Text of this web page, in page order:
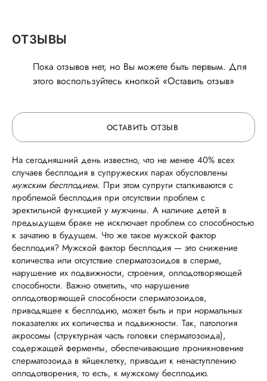
ОТЗЫВЫ
Пока отзывов нет, но Вы можете быть первым. Для
этого воспользуйтесь кнопкой «Оставить отзыв»
ОСТАВИТЬ ОТЗЫВ
ОСТАВЬТЕ ОТЗЫВ
ОБ УСЛУГЕ
ГОРЯЧАЯ ЛИНИЯ КАЧЕСТВА
На сегодняшний день известно, что не менее 40% всех
случаев бесплодия в супружеских парах обусловлены
мужским бесплодием. При этом супруги сталкиваются с
проблемой бесплодия при отсутствии проблем с
эректильной функцией у мужчины. А наличие детей в
предыдущем браке не исключает проблем со способностью
к зачатию в будущем. Что же такое мужской фактор
бесплодия? Мужской фактор бесплодия — это снижение
количества или отсутствие сперматозоидов в сперме,
нарушение их подвижности, строения, оплодотворяющей
способности. Важно отметить, что нарушение
оплодотворяющей способности сперматозоидов,
приводящее к бесплодию, может быть и при нормальных
показателях их количества и подвижности. Так, патология
акросомы (структурная часть головки сперматозоида),
содержащей ферменты, обеспечивающие проникновение
сперматозоида в яйцеклетку, приводит к ненаступлению
оплодотворения, то есть, к мужскому бесплодию.